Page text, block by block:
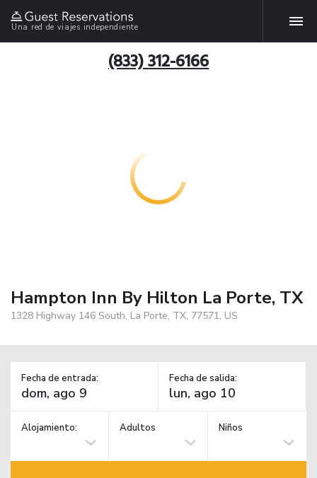
Una red de viajes independiente
(833) 312-6166
Hampton Inn By Hilton La Porte, TX
1328 Highway 146 South, La Porte, TX, 77571, US
Fecha de entrada: Fecha de salida:
Alojamiento: Adultos Niños